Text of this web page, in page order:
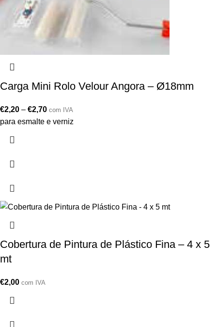
Carga Mini Rolo Velour Angora – Ø18mm
€2,20 – €2,70 com IVA
para esmalte e verniz
Cobertura de Pintura de Plástico Fina – 4 x 5
mt
€2,00 com IVA